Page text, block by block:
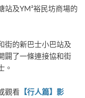
站及YM²裕民坊商場的
街的新巴士小巴站及
闢了一條連接協和街
。
觀看 【行人篇】影